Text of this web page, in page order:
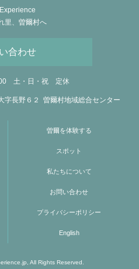
里、曽爾村へ
合わせ
土・日・祝 定休
字長野６２ 曽爾村地域総合センター
曽爾を体験する
スポット
私たちについて
お問い合わせ
プライバシーポリシー
English
, All Rights Reserved.